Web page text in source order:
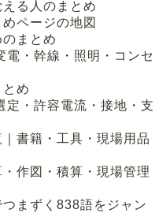
る人のまとめ
ページの地図
まとめ
電・幹線・照明・コンセ
め
定・許容電流・接地・支
書籍・工具・現場用品
作図・積算・現場管理
まずく838語をジャン